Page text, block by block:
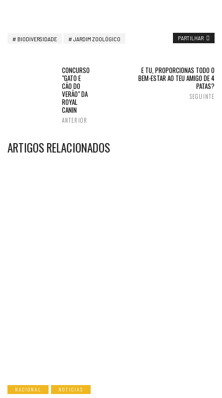
BIODIVERSIDADE JARDIM ZOOLÓGICO PARTILHAR
CONCURSO
"GATO E
CÃO DO
VERÃO" DA
ROYAL
CANIN
ANTERIOR
E TU, PROPORCIONAS TODO O
BEM-ESTAR AO TEU AMIGO DE 4
PATAS?
SEGUINTE
ARTIGOS RELACIONADOS
NACIONAL NOTICIAS